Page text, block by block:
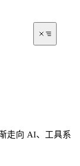
走向 AI、工具系